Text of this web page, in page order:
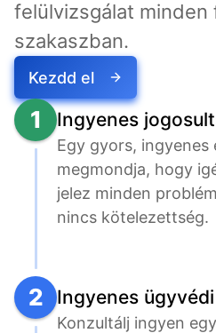
felülvizsgálat minden
szakaszban.
Kezdd el
1 Ingyenes
Egy gyors, ingyenes
megmondja, hogy
jelez minden
nincs kötelezettség.
2 Ingyenes
Konzultálj ingyen